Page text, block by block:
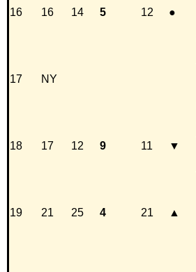
16 16 14 5 12 ●
17 NY
18 17 12 9 11 ▼
19 21 25 4 21 ▲